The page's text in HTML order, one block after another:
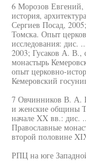
6 Морозов
история,
Сергиев Посад,
Томска. Опыт
исследования: дис.
2003; Гусаков А.
монастырь
опыт церковно-
Кемеровский
7 Овчинников В. А.
и женские общины
начале XX вв.: дис.
Православные
второй половине
РПЦ на юге